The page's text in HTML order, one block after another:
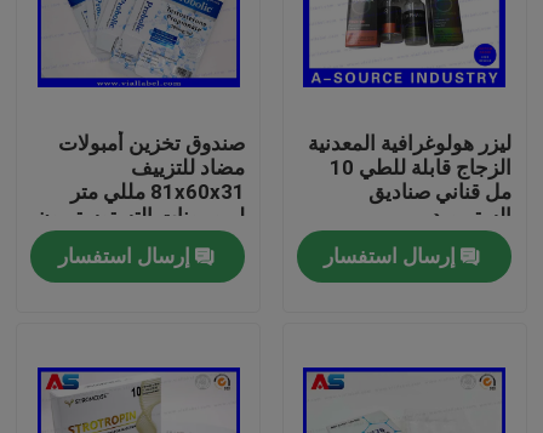
بيت
معلومات عنا
ليزر هولوغرافية المعدنية
الزجاج قابلة للطي 10
مل قناني صناديق
الستيرويد
إرسال استفسار
صندوق تخزين أمبولات
مضاد للتزييف
81x60x31 مللي متر
لبروبيونات التستوستيرون
1 مللي
إرسال استفسار